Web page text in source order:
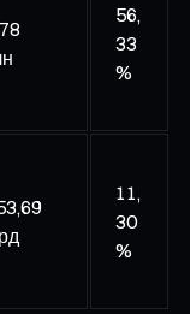
56,
33
%
11,
30
%